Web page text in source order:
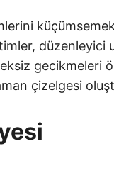
düzenleyici
gecikmeleri
çizelgesi